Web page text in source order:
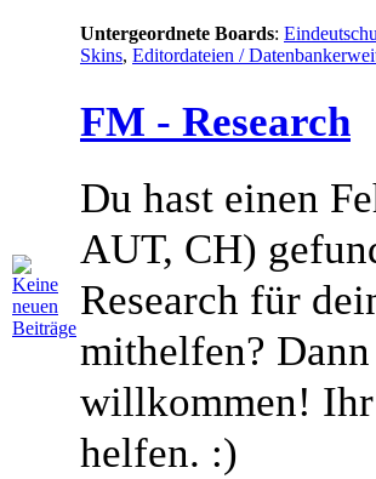
Untergeordnete Boards:
Skins, Editordateien /
FM - Research
Du hast einen
AUT, CH)
Research für
mithelfen?
willkommen!
helfen. :)